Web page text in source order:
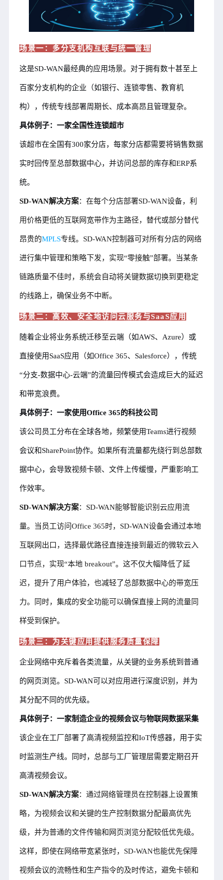
场景一：多分支机构互联与统一管理
这是SD-WAN最经典的应用场景。对于拥有数十甚至上
百家分支机构的企业（如银行、连锁零售、教育机
构），传统专线部署周期长、成本高昂且管理复杂。
具体例子：一家全国性连锁超市
该超市在全国有300家分店，每家分店都需要将销售数据
实时回传至总部数据中心，并访问总部的库存和ERP系
统。
SD-WAN解决方案：在每个分店部署SD-WAN设备，利
用价格更低的互联网宽带作为主路径，替代或部分替代
昂贵的MPLS专线。SD-WAN控制器可对所有分店的网络
进行集中管理和策略下发，实现“零接触”部署。当某条
链路质量不佳时，系统会自动将关键数据切换到更稳定
的线路上，确保业务不中断。
场景二：高效、安全地访问云服务与SaaS应用
随着企业将业务系统迁移至云端（如AWS、Azure）或
直接使用SaaS应用（如Office 365、Salesforce），传统
“分支-数据中心-云端”的流量回传模式会造成巨大的延迟
和带宽浪费。
具体例子：一家使用Office 365的科技公司
该公司员工分布在全球各地，频繁使用Teams进行视频
会议和SharePoint协作。如果所有流量都先绕行到总部数
据中心，会导致视频卡顿、文件上传缓慢，严重影响工
作效率。
SD-WAN解决方案：SD-WAN能够智能识别云应用流
量。当员工访问Office 365时，SD-WAN设备会通过本地
互联网出口，选择最优路径直接连接到最近的微软云入
口节点，实现“本地 breakout”。这不仅大幅降低了延
迟，提升了用户体验，也减轻了总部数据中心的带宽压
力。同时，集成的安全功能可以确保直接上网的流量同
样受到保护。
场景三：为关键应用提供服务质量保障
企业网络中充斥着各类流量，从关键的业务系统到普通
的网页浏览。SD-WAN可以对应用进行深度识别，并为
其分配不同的优先级。
具体例子：一家制造企业的视频会议与物联网数据采集
该企业在工厂部署了高清视频监控和IoT传感器，用于实
时监测生产线。同时，总部与工厂管理层需要定期召开
高清视频会议。
SD-WAN解决方案：通过网络管理员在控制器上设置策
略，为视频会议和关键的生产控制数据分配最高优先
级，并为普通的文件传输和网页浏览分配较低优先级。
这样，即使在网络带宽紧张时，SD-WAN也能优先保障
视频会议的流畅性和生产指令的及时传达，避免卡顿和